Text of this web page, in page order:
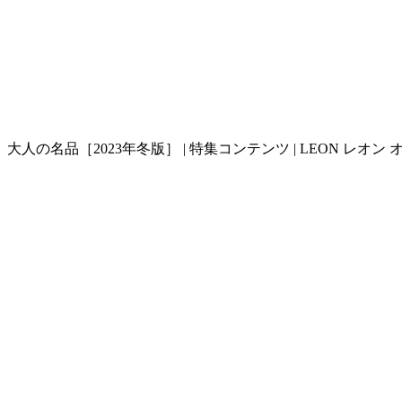
大人の名品［2023年冬版］ | 特集コンテンツ | LEON レオン